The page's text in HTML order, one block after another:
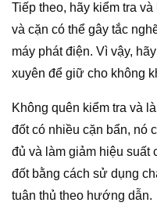
Tiếp theo, hãy kiểm tra
và cặn có thể gây tắc
máy phát điện. Vì vậy,
xuyên để giữ cho không
Không quên kiểm tra và
đốt có nhiều cặn bẩn, nó
đủ và làm giảm hiệu suất
đốt bằng cách sử dụng
tuân thủ theo hướng dẫn.